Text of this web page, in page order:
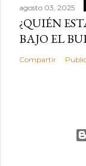
agosto 03, 2025
¿QUIÉN
BAJO EL
Compartir